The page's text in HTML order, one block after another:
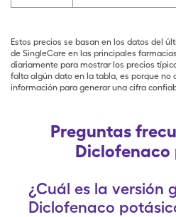
Estos precios se basan en los datos del
de SingleCare en las principales
diariamente para mostrar los precios
falta algún dato en la tabla, es porque no
información para generar una cifra
Preguntas
Diclofenaco
¿Cuál es la versión
Diclofenaco